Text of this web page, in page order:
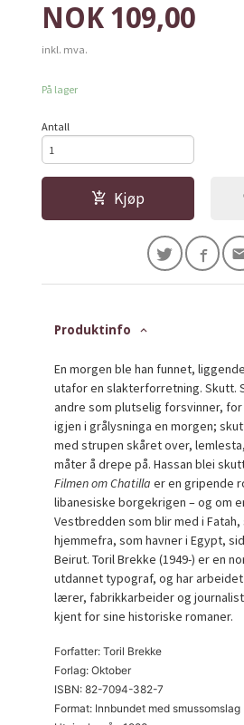
Pris
NOK 109,00
inkl. mva.
På lager
Antall
Kjøp
Produktinfo
En morgen ble han funnet,
utafor en slakterforretning. Skutt.
andre som plutselig forsvinner, for
igjen i grålysninga en morgen;
med strupen skåret over,
måter å drepe på. Hassan blei
Filmen om Chatilla er en gripende
libanesiske borgekrigen – og om
Vestbredden som blir med i
hjemmefra, som havner i Egypt,
Beirut. Toril Brekke (1949-) er en
utdannet typograf, og har
lærer, fabrikkarbeider og
kjent for sine historiske romaner.
Forfatter: Toril Brekke
Forlag: Oktober
ISBN: 82-7094-382-7
Format: Innbundet med smussomslag